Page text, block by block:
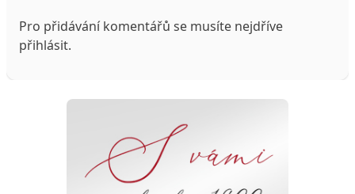
Pro přidávání komentářů se musíte nejdříve
přihlásit.